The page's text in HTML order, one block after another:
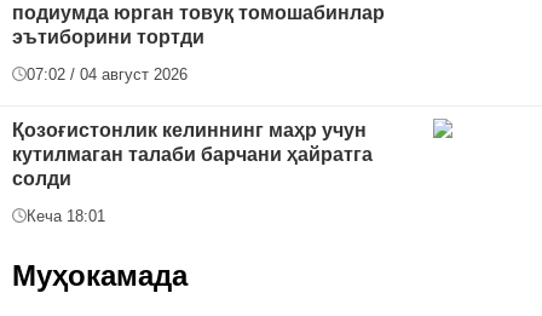
подиумда юрган товуқ томошабинлар
эътиборини тортди
07:02 / 04 август 2026
Қозоғистонлик келиннинг маҳр учун
кутилмаган талаби барчани ҳайратга
солди
Кеча 18:01
Муҳокамада